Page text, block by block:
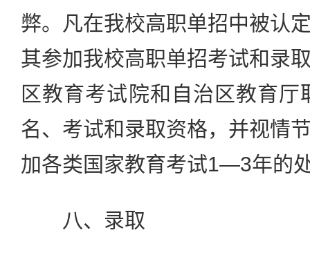
弊。凡在我校高职单招中被认
其参加我校高职单招考试和录
区教育考试院和自治区教育
名、考试和录取资格，并视情
加各类国家教育考试1—3年的
八、录取